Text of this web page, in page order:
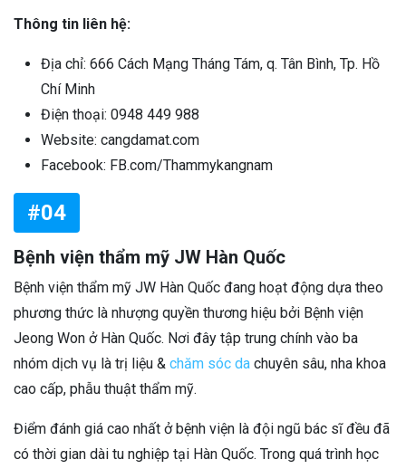
Thông tin liên hệ:
Địa chỉ: 666 Cách Mạng Tháng Tám, q. Tân Bình, Tp. Hồ
Chí Minh
Điện thoại: 0948 449 988
Website: cangdamat.com
Facebook: FB.com/Thammykangnam
#04
Bệnh viện thẩm mỹ JW Hàn Quốc
Bệnh viện thẩm mỹ JW Hàn Quốc đang hoạt động dựa theo
phương thức là nhượng quyền thương hiệu bởi Bệnh viện
Jeong Won ở Hàn Quốc. Nơi đây tập trung chính vào ba
nhóm dịch vụ là trị liệu & chăm sóc da chuyên sâu, nha khoa
cao cấp, phẫu thuật thẩm mỹ.
Điểm đánh giá cao nhất ở bệnh viện là đội ngũ bác sĩ đều đã
có thời gian dài tu nghiệp tại Hàn Quốc. Trong quá trình học